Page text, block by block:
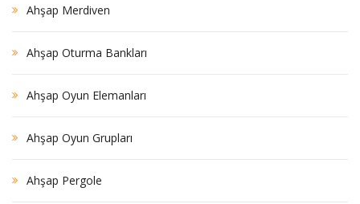
Ahşap Merdiven
Ahşap Oturma Bankları
Ahşap Oyun Elemanları
Ahşap Oyun Grupları
Ahşap Pergole